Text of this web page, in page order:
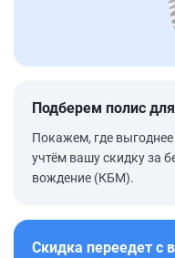
Подберем полис
Покажем, где
учтём вашу скидку за
вождение (КБМ).
Скидка переедет с